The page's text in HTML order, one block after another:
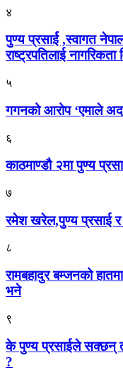
४
पुण्य प्रसार्ई ,स्वागत
राष्ट्रपतिलाई
५
गगनको आरोप ‘एमाले
६
काठमाण्डौ २मा पुण्य
७
रमेश खरेल,पुण्य प्रसाई र
८
रामबहादुर बम्जनको
भने
९
के पुण्य प्रसाईले सक्छन्
?